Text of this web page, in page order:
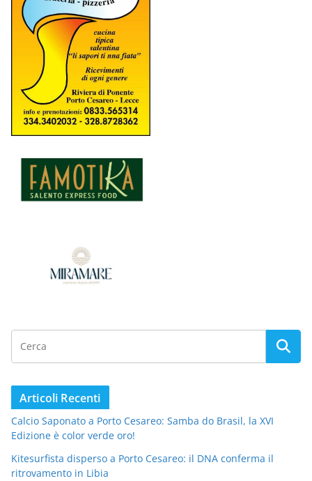
Articoli Recenti
Calcio Saponato a Porto Cesareo: Samba do Brasil, la XVI
Edizione è color verde oro!
Kitesurfista disperso a Porto Cesareo: il DNA conferma il
ritrovamento in Libia